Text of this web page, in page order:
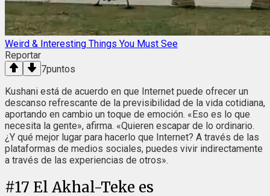
Weird & Interesting Things You Must See
Reportar
7puntos
Kushani está de acuerdo en que Internet puede ofrecer un
descanso refrescante de la previsibilidad de la vida cotidiana,
aportando en cambio un toque de emoción. «Eso es lo que
necesita la gente», afirma. «Quieren escapar de lo ordinario.
¿Y qué mejor lugar para hacerlo que Internet? A través de las
plataformas de medios sociales, puedes vivir indirectamente
a través de las experiencias de otros».
#17 El Akhal-Teke es